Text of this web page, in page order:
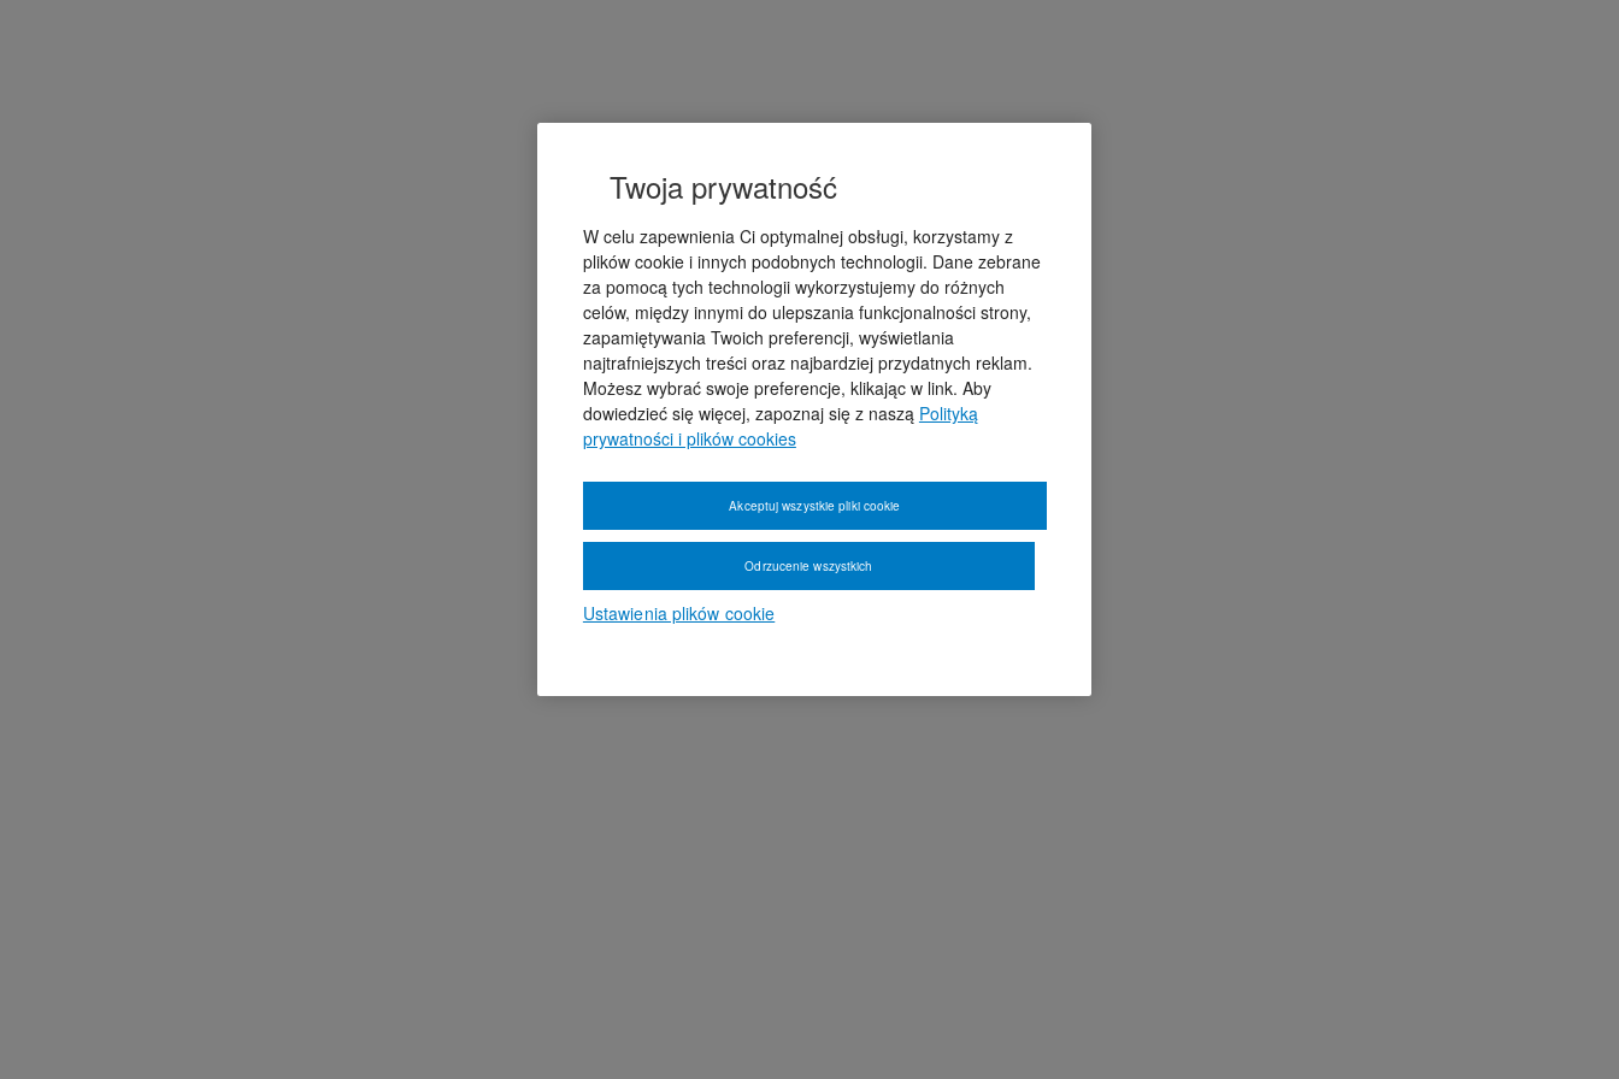
Twoja prywatność
W celu zapewnienia Ci optymalnej obsługi, korzystamy z
plików cookie i innych podobnych technologii. Dane zebrane
za pomocą tych technologii wykorzystujemy do różnych
celów, między innymi do ulepszania funkcjonalności strony,
zapamiętywania Twoich preferencji, wyświetlania
najtrafniejszych treści oraz najbardziej przydatnych reklam.
Możesz wybrać swoje preferencje, klikając w link. Aby
dowiedzieć się więcej, zapoznaj się z naszą Polityką
prywatności i plików cookies
Ustawienia plików cookie
Odrzucenie wszystkich
Akceptuj wszystkie pliki cookie